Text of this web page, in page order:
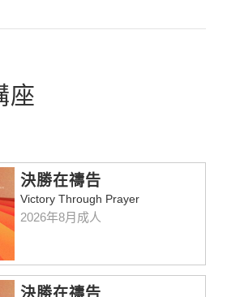
座
決勝在禱告
Victory Through Prayer
2026年8月成人
決勝在禱告